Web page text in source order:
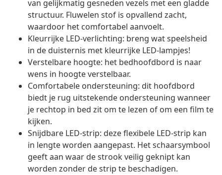
van gelijkmatig gesneden vezels met een gladde
structuur. Fluwelen stof is opvallend zacht,
waardoor het comfortabel aanvoelt.
Kleurrijke LED-verlichting: breng wat speelsheid
in de duisternis met kleurrijke LED-lampjes!
Verstelbare hoogte: het bedhoofdbord is naar
wens in hoogte verstelbaar.
Comfortabele ondersteuning: dit hoofdbord
biedt je rug uitstekende ondersteuning wanneer
je rechtop in bed zit om te lezen of om een film te
kijken.
Snijdbare LED-strip: deze flexibele LED-strip kan
in lengte worden aangepast. Het schaarsymbool
geeft aan waar de strook veilig geknipt kan
worden zonder de strip te beschadigen.